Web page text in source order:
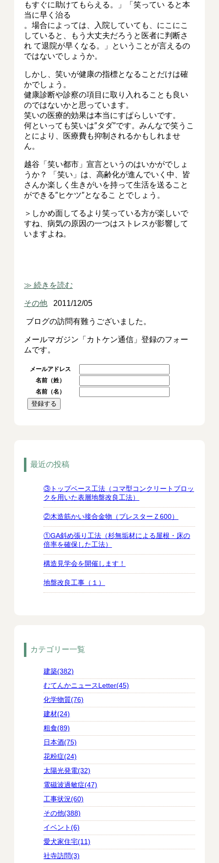
もすぐに助けてもらえる。」「笑ってい ると本
当に早く治る
。場合によっては、入院していても、にこにこ
していると、もう大丈夫だろうと医者に判断さ
れ て退院が早くなる。」ということが言えるの
ではないでしょうか。
しかし、笑いが健康の指標となることだけは確
かでしょう。
健康診断や診察の項目に取り入れることも良い
のではないかと思っています。
笑いの医療的効果は本当にすぱらしいです。
何といっても笑いは″タダ″です。みんなで笑うこ
とにより、医療費も抑制されるかもしれませ
ん。
越谷「笑い都市」宣言というのはいかがでしょ
うか？ 「笑い」は、高齢化が進んでいく中、皆
さんか楽しく生きがいを持って生活を送ること
ができる″ヒケツ″となるこ とでしょう。
＞しかめ面してるより笑っている方が楽しいで
すね、病気の原因の一つはストレスが影響して
いますよね。
≫ 続きを読む
その他 2011/12/05
ブログの訪問有難うございました。
メールマガジン「カトケン通信」登録のフォー
ムです。
メールアドレス
名前（姓）
名前（名）
最近の投稿
③トップベース工法（コマ型コンクリートブロッ
クを用いた表層地盤改良工法）
②木造筋かい接合金物（ブレスターＺ600）
①GA斜め張り工法（杉無垢材による屋根・床の
倍率を確保した工法）
構造見学会を開催します！
地盤改良工事（１）
カテゴリー一覧
建築(382)
むてんかニュースLetter(45)
化学物質(76)
建材(24)
粗食(89)
日本酒(75)
花粉症(24)
太陽光発電(32)
電磁波過敏症(47)
工事状況(60)
その他(388)
イベント(6)
愛犬家住宅(11)
社寺訪問(3)